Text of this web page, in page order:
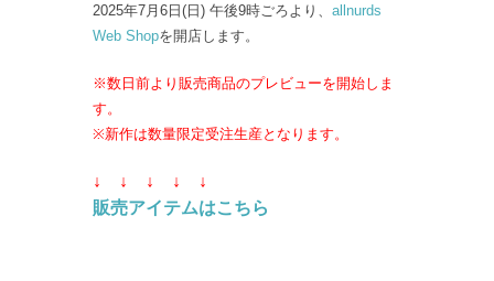
2025年7月6日(日) 午後9時ごろより、 allnurds
Web Shopを開店します。
※数日前より販売商品のプレビューを開始しま
す。
※新作は数量限定受注生産となります。
↓ ↓ ↓ ↓
↓
販売アイテムはこちら